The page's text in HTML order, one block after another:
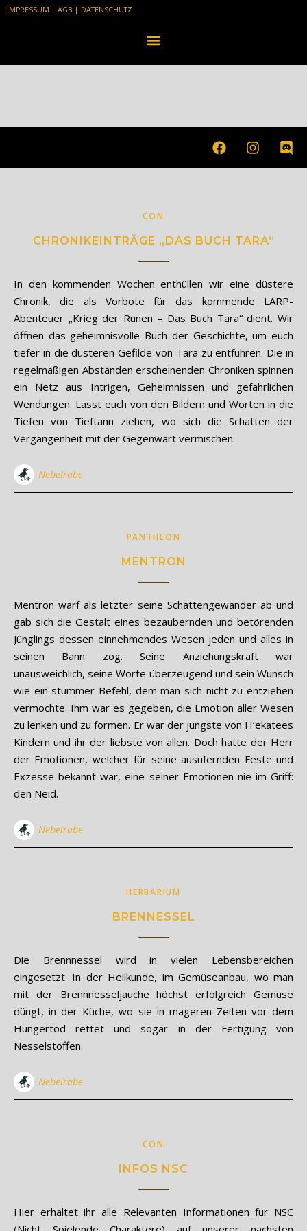
IMPRESSUM | AGB | DATENSCHUTZ
CON
CHRONIKEINTRÄGE „DAS BUCH TARA“
In den kommenden Wochen enthüllen wir eine düstere
Chronik, die als Vorbote für das kommende LARP-
Abenteuer „Krieg der Runen – Das Buch Tara“ dient. Wir
öffnen das geheimnisvolle Buch der Geschichte, um euch
tiefer in die düsteren Gefilde von Tara zu entführen. Die in
regelmäßigen Abständen erscheinenden Chroniken spinnen
ein Netz aus Intrigen, Geheimnissen und gefährlichen
Wendungen. Lasst euch von den Bildern und Worten in die
Tiefen von Tieftann ziehen, wo sich die Schatten der
Vergangenheit mit der Gegenwart vermischen.
Nebelrabe
PANTHEON
MENTRON
Mentron warf als letzter seine Schattengewänder ab und
gab sich die Gestalt eines bezaubernden und betörenden
Jünglings dessen einnehmendes Wesen jeden und alles in
seinen Bann zog. Seine Anziehungskraft war
unausweichlich, seine Worte überzeugend und sein Wunsch
wie ein stummer Befehl, dem man sich nicht zu entziehen
vermochte. Ihm war es gegeben, die Emotion aller Wesen
zu lenken und zu formen. Er war der jüngste von H’ekatees
Kindern und ihr der liebste von allen. Doch hatte der Herr
der Emotionen, welcher für seine ausufernden Feste und
Exzesse bekannt war, eine seiner Emotionen nie im Griff:
den Neid.
Nebelrabe
HERBARIUM
BRENNESSEL
Die Brennnessel wird in vielen Lebensbereichen
eingesetzt. In der Heilkunde, im Gemüseanbau, wo man
mit der Brennnesseljauche höchst erfolgreich Gemüse
düngt, in der Küche, wo sie in mageren Zeiten vor dem
Hungertod rettet und sogar in der Fertigung von
Nesselstoffen.
Nebelrabe
CON
INFOS NSC
Hier erhaltet ihr alle Relevanten Informationen für NSC